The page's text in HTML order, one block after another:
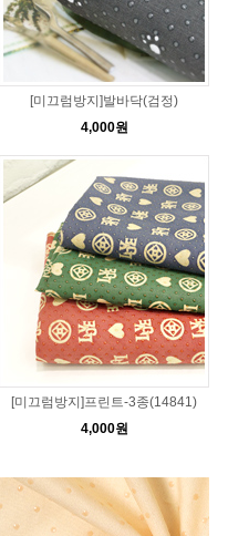
[미끄럼방지]발바닥(검정)
4,000원
[미끄럼방지]프린트-3종(14841)
4,000원